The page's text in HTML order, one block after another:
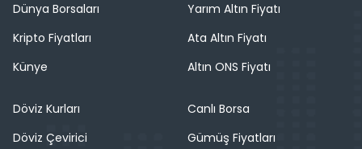
Dünya Borsaları
Kripto Fiyatları
Künye
Yarım Altın Fiyatı
Ata Altın Fiyatı
Altın ONS Fiyatı
Döviz Kurları
Döviz Çevirici
Canlı Borsa
Gümüş Fiyatları